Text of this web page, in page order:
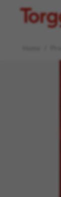
Torggler